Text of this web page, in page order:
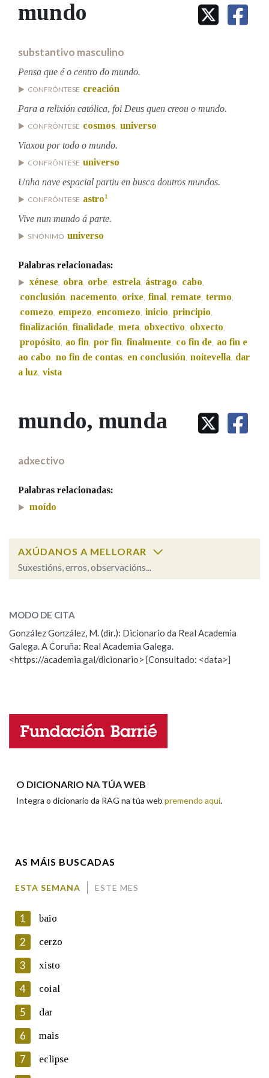
IDENTIDADE CORPORATIVA
MARCIAL DEL ADALID
FIGURAS HOMENAXEADAS
PRIMAVERA DAS LETRAS
Facebook
TwitterYoutubeInstagram
Bluesky
BUSCAR NOS LEMAS
Remata por
Contén
BUSCAR NO CONTIDO
Na fraseoloxía
OUTRAS OPCIÓNS DE BUSCA
Pertence a
mundo
substantivo masculino
Pensa que é o centro do mundo.
CONFRÓNTESE creación
Para a relixión católica, foi Deus quen creou o mundo.
CONFRÓNTESE cosmos, universo
Viaxou por todo o mundo.
CONFRÓNTESE universo
Unha nave espacial partiu en busca doutros mundos.
CONFRÓNTESE astro1
Vive nun mundo á parte.
SINÓNIMO universo
Palabras relacionadas:
xénese, obra, orbe, estrela, ástrago, cabo,
conclusión, nacemento, orixe, final, remate, termo,
comezo, empezo, encomezo, inicio, principio,
finalización, finalidade, meta, obxectivo, obxecto,
propósito, ao fin, por fin, finalmente, co fin de, ao fin e
ao cabo, no fin de contas, en conclusión, noitevella, dar
a luz, vista
mundo, munda
adxectivo
Palabras relacionadas:
moído
AXÚDANOS A MELLORAR
Suxestións, erros, observacións...
mundo (substantivo)
mundo, munda (adxectivo)
ESCOLLE UNHA OPCIÓN:
Propoño mellorar a definición
Falta unha voz
Comentario
En cumprimento da normativa vixente en materia de
Protección de Datos de Carácter Persoal, a Real Academia
Galega informa a aqueles usuarios que faciliten o seu correo
electrónico, así como calquera outra información de carácter
persoal, que estes datos serán obxecto de tratamento
MODO DE CITA
González González, M. (dir.): Dicionario da Real Academia
Galega. A Coruña: Real Academia Galega.
<https://academia.gal/dicionario> [Consultado: <data>]
O DICIONARIO NA TÚA WEB
Integra o dicionario da RAG na túa web premendo aquí.
AS MÁIS BUSCADAS
ESTA SEMANA ESTE MES
1 baio
2 cerzo
3 xisto
4 coial
5 dar
6 mais
7 eclipse